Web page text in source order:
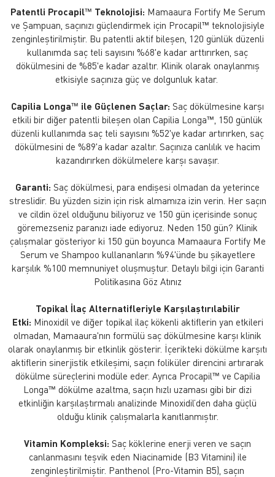
Patentli Procapil™ Teknolojisi: Mamaaura Fortify Me Serum
ve Şampuan, saçınızı güçlendirmek için Procapil™ teknolojisiyle
zenginleştirilmiştir. Bu patentli aktif bileşen, 120 günlük düzenli
kullanımda saç teli sayısını %68'e kadar arttırırken, saç
dökülmesini de %85'e kadar azaltır. Klinik olarak onaylanmış
etkisiyle saçınıza güç ve dolgunluk katar.
Capilia Longa™ ile Güçlenen Saçlar: Saç dökülmesine karşı
etkili bir diğer patentli bileşen olan Capilia Longa™, 150 günlük
düzenli kullanımda saç teli sayısını %52'ye kadar artırırken, saç
dökülmesini de %89'a kadar azaltır. Saçınıza canlılık ve hacim
kazandırırken dökülmelere karşı savaşır.
Garanti: Saç dökülmesi, para endişesi olmadan da yeterince
streslidir. Bu yüzden sizin için risk almamıza izin verin. Her saçın
ve cildin özel olduğunu biliyoruz ve 150 gün içerisinde sonuç
göremezseniz paranızı iade ediyoruz. Neden 150 gün? Klinik
çalışmalar gösteriyor ki 150 gün boyunca Mamaaura Fortify Me
Serum ve Shampoo kullananların %94'ünde bu şikayetlere
karşılık %100 memnuniyet oluşmuştur. Detaylı bilgi için Garanti
Politikasına Göz Atınız
Topikal İlaç Alternatifleriyle Karşılaştırılabilir
Etki: Minoxidil ve diğer topikal ilaç kökenli aktiflerin yan etkileri
olmadan, Mamaaura'nın formülü saç dökülmesine karşı klinik
olarak onaylanmış bir etkinlik gösterir. İçerikteki dökülme karşıtı
aktiflerin sinerjistik etkileşimi, saçın foliküler direncini artırarak
dökülme süreçlerini modüle eder. Ayrıca Procapil™ ve Capilia
Longa™ dökülme azaltma, saçın hızlı uzaması gibi bir dizi
etkinliğin karşılaştırmalı analizinde Minoxidil’den daha güçlü
olduğu klinik çalışmalarla kanıtlanmıştır.
Vitamin Kompleksi: Saç köklerine enerji veren ve saçın
canlanmasını teşvik eden Niacinamide (B3 Vitamini) ile
zenginleştirilmiştir. Panthenol (Pro-Vitamin B5), saçın